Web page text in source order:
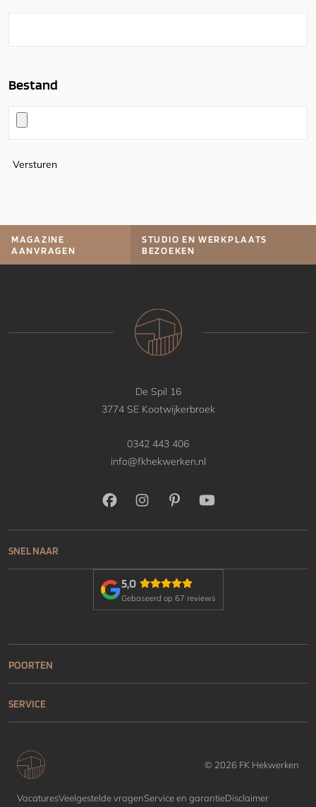
Bestand
Versturen
MAGAZINE
AANVRAGEN
STUDIO EN WERKPLAATS
BEZOEKEN
De Spil 16
3774 SE Kootwijkerbroek
0342 443 406
info@fkhekwerken.nl
SNEL NAAR
5,0
Gebaseerd op 67 reviews
POORTEN
SERVICE
© 2026 FK Hekwerken
VacaturesVeelgestelde vragenService en garantieDisclaimer